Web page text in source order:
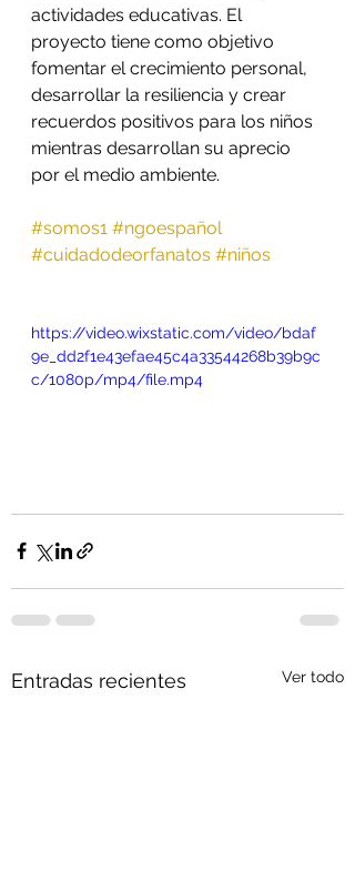
actividades educativas. El
proyecto tiene como objetivo
fomentar el crecimiento personal,
desarrollar la resiliencia y crear
recuerdos positivos para los niños
mientras desarrollan su aprecio
por el medio ambiente.
#somos1 #ngoespañol
#cuidadodeorfanatos #niños
https://video.wixstatic.com/video/bdaf
9e_dd2f1e43efae45c4a33544268b39b9c
c/1080p/mp4/file.mp4
Entradas recientes Ver todo